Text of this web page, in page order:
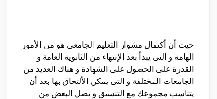
حيث أن أكتمال مشوار التعليم الجامعى هو من الأمور
الهامة و التى يبدأ بعد الإنتهاء من الثانوية العامة و
القدرة على الحصول على الشهادة و هناك العديد من
الجامعات المختلفة و التى يمكن الألتحاق بها بعد أن
يتناسب مجموعك مع التنسيق و يصل البعض من